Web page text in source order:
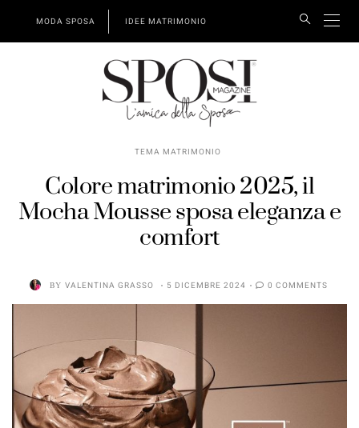
MODA SPOSA IDEE MATRIMONIO
TEMA MATRIMONIO
Colore matrimonio 2025, il
Mocha Mousse sposa eleganza e
comfort
BY VALENTINA GRASSO 5 DICEMBRE 2024 0 COMMENTS